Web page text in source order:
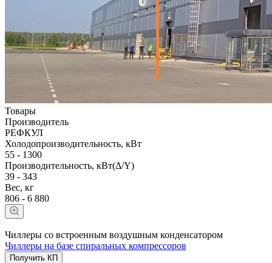
Товары
Производитель
РЕФКУЛ
Холодопроизводительность, кВт
55 - 1300
Производительность, кВт(Δ/Y)
39 - 343
Вес, кг
806 - 6 880
Чиллеры со встроенным воздушным конденсатором
Чиллеры на базе спиральных компрессоров
Получить КП